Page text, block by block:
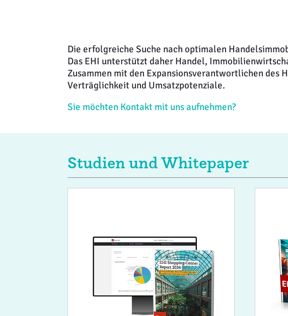
Die erfolgreiche Suche nach optimalen
Das EHI unterstützt daher Handel,
Zusammen mit den Expansionsverantwortlichen des
Verträglichkeit und Umsatzpotenziale.
Sie möchten Kontakt mit uns aufnehmen?
Studien und Whitepaper
Logistik + Verpackung
Personal
Public Relations